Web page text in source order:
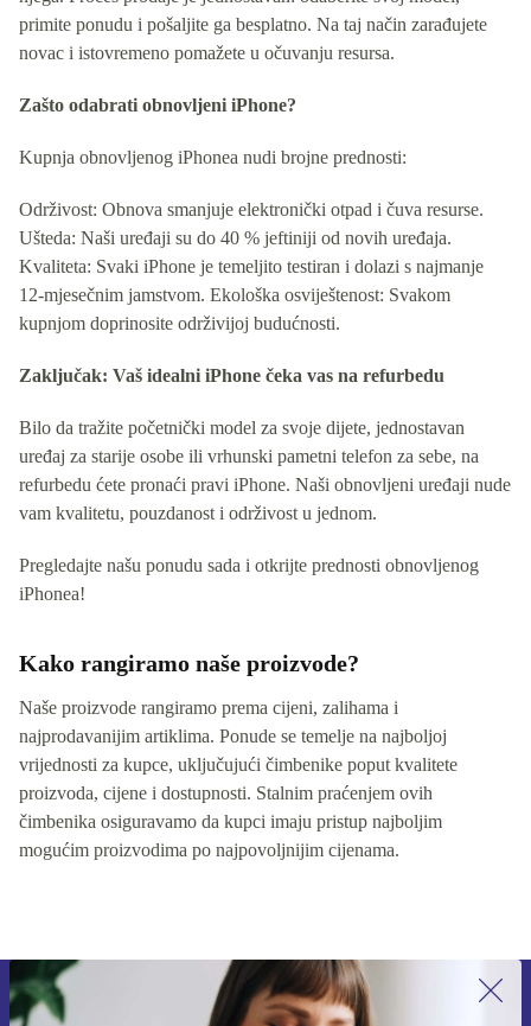
primite ponudu i pošaljite ga besplatno. Na taj način zarađujete
novac i istovremeno pomažete u očuvanju resursa.
Zašto odabrati obnovljeni iPhone?
Kupnja obnovljenog iPhonea nudi brojne prednosti:
Održivost: Obnova smanjuje elektronički otpad i čuva resurse.
Ušteda: Naši uređaji su do 40 % jeftiniji od novih uređaja.
Kvaliteta: Svaki iPhone je temeljito testiran i dolazi s najmanje
12-mjesečnim jamstvom. Ekološka osviještenost: Svakom
kupnjom doprinosite održivijoj budućnosti.
Zaključak: Vaš idealni iPhone čeka vas na refurbedu
Bilo da tražite početnički model za svoje dijete, jednostavan
uređaj za starije osobe ili vrhunski pametni telefon za sebe, na
refurbedu ćete pronaći pravi iPhone. Naši obnovljeni uređaji nude
vam kvalitetu, pouzdanost i održivost u jednom.
Pregledajte našu ponudu sada i otkrijte prednosti obnovljenog
iPhonea!
Kako rangiramo naše proizvode?
Naše proizvode rangiramo prema cijeni, zalihama i
najprodavanijim artiklima. Ponude se temelje na najboljoj
vrijednosti za kupce, uključujući čimbenike poput kvalitete
proizvoda, cijene i dostupnosti. Stalnim praćenjem ovih
čimbenika osiguravamo da kupci imaju pristup najboljim
mogućim proizvodima po najpovoljnijim cijenama.
Prijavi se na newsletter!